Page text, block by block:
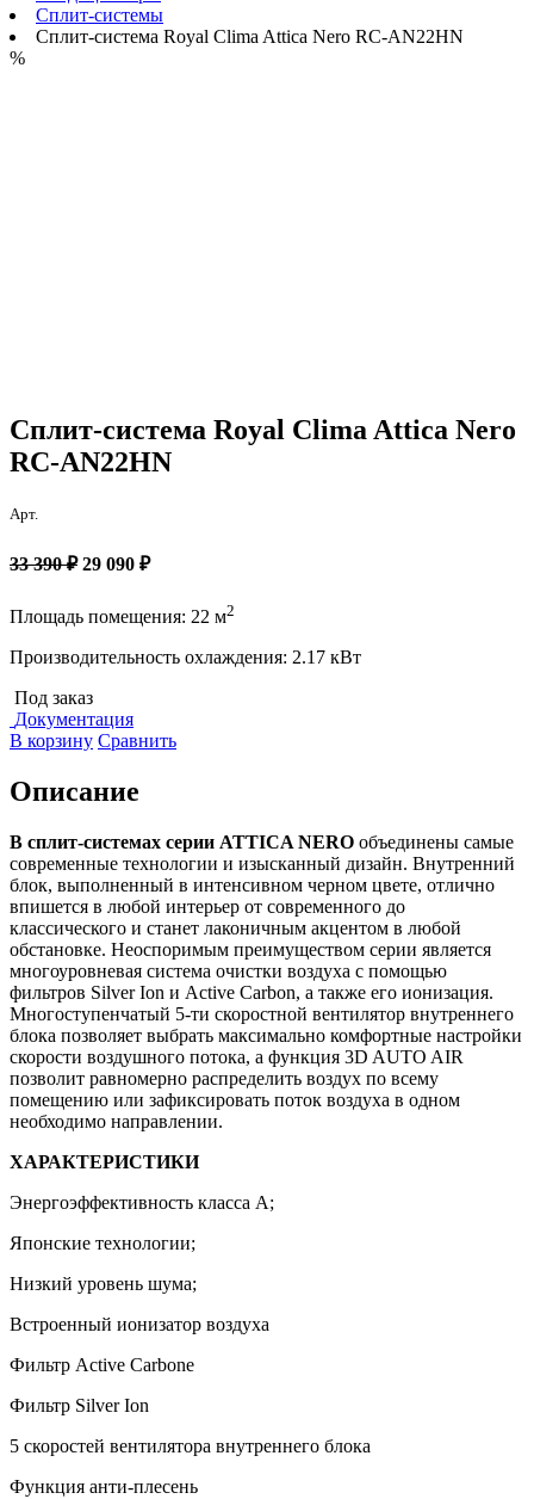
Сплит-системы
Сплит-система Royal Clima Attica Nero RC-AN22HN
%
Сплит-система Royal Clima Attica Nero
RC-AN22HN
Арт.
33 390 ₽29 090 ₽
Площадь помещения: 22 м2
Производительность охлаждения: 2.17 кВт
Под заказ
Документация
В корзину Сравнить
Описание
В сплит-системах серии ATTICA NERO объединены самые
современные технологии и изысканный дизайн. Внутренний
блок, выполненный в интенсивном черном цвете, отлично
впишется в любой интерьер от современного до
классического и станет лаконичным акцентом в любой
обстановке. Неоспоримым преимуществом серии является
многоуровневая система очистки воздуха с помощью
фильтров Silver Ion и Active Carbon, а также его ионизация.
Многоступенчатый 5-ти скоростной вентилятор внутреннего
блока позволяет выбрать максимально комфортные настройки
скорости воздушного потока, а функция 3D AUTO AIR
позволит равномерно распределить воздух по всему
помещению или зафиксировать поток воздуха в одном
необходимо направлении.
ХАРАКТЕРИСТИКИ
Энергоэффективность класса А;
Японские технологии;
Низкий уровень шума;
Встроенный ионизатор воздуха
Фильтр Active Carbone
Фильтр Silver Ion
5 скоростей вентилятора внутреннего блока
Функция анти-плесень